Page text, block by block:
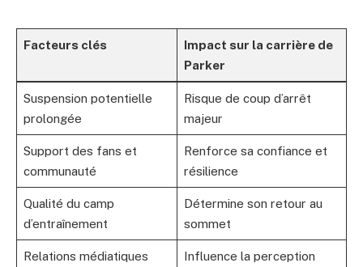
Facteurs clés
Impact sur la carrière de
Parker
Suspension potentielle
prolongée
Risque de coup d’arrêt
majeur
Support des fans et
communauté
Renforce sa confiance et
résilience
Qualité du camp
d’entraînement
Détermine son retour au
sommet
Relations médiatiques
Influence la perception